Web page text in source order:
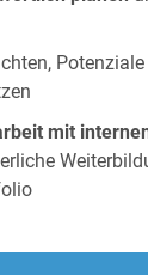
mit